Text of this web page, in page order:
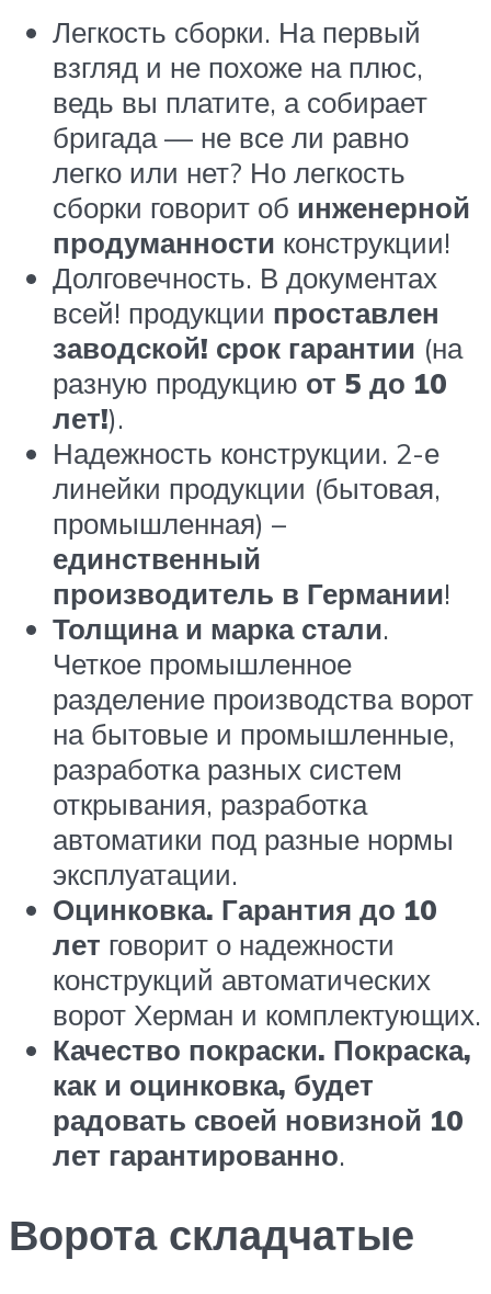
Легкость сборки. На первый
взгляд и не похоже на плюс,
ведь вы платите, а собирает
бригада — не все ли равно
легко или нет? Но легкость
сборки говорит об инженерной
продуманности конструкции!
Долговечность. В документах
всей! продукции проставлен
заводской! срок гарантии (на
разную продукцию от 5 до 10
лет!).
Надежность конструкции. 2-е
линейки продукции (бытовая,
промышленная) –
единственный
производитель в Германии!
Толщина и марка стали.
Четкое промышленное
разделение производства ворот
на бытовые и промышленные,
разработка разных систем
открывания, разработка
автоматики под разные нормы
эксплуатации.
Оцинковка. Гарантия до 10
лет говорит о надежности
конструкций автоматических
ворот Херман и комплектующих.
Качество покраски. Покраска,
как и оцинковка, будет
радовать своей новизной 10
лет гарантированно.
Ворота складчатые